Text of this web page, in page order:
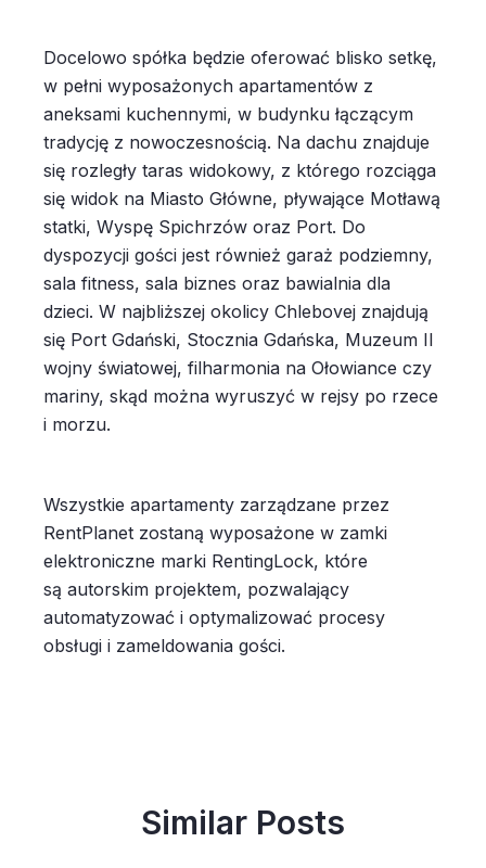
Docelowo spółka będzie oferować blisko setkę,
w pełni wyposażonych apartamentów z
aneksami kuchennymi, w budynku łączącym
tradycję z nowoczesnością. Na dachu znajduje
się rozległy taras widokowy, z którego rozciąga
się widok na Miasto Główne, pływające Motławą
statki, Wyspę Spichrzów oraz Port. Do
dyspozycji gości jest również garaż podziemny,
sala fitness, sala biznes oraz bawialnia dla
dzieci. W najbliższej okolicy Chlebovej znajdują
się Port Gdański, Stocznia Gdańska, Muzeum II
wojny światowej, filharmonia na Ołowiance czy
mariny, skąd można wyruszyć w rejsy po rzece
i morzu.
Wszystkie apartamenty zarządzane przez
RentPlanet zostaną wyposażone w zamki
elektroniczne marki RentingLock, które
są autorskim projektem, pozwalający
automatyzować i optymalizować procesy
obsługi i zameldowania gości.
Similar Posts